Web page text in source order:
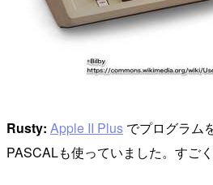
Rusty: Apple II Plus でプログラム
PASCALも使っていました。すごく